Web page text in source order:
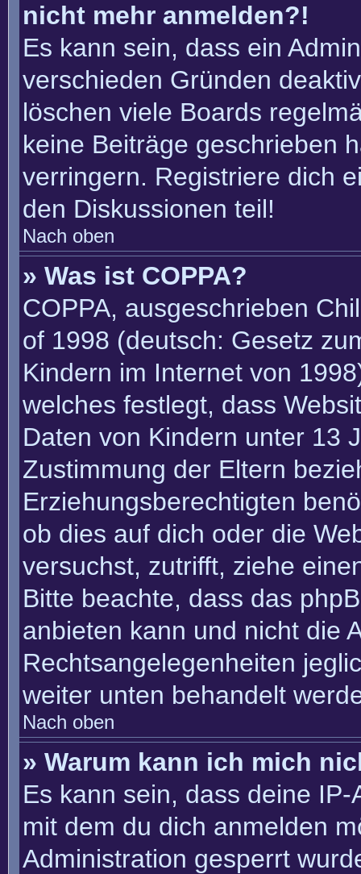
nicht mehr anmelden?!
Es kann sein, dass ein
verschieden Gründen
löschen viele Boards
keine Beiträge geschrieben
verringern. Registriere dich
den Diskussionen teil!
Nach oben
» Was ist COPPA?
COPPA, ausgeschrieben
of 1998 (deutsch: Gesetz
Kindern im Internet von
welches festlegt, dass
Daten von Kindern unter 13
Zustimmung der Eltern
Erziehungsberechtigten
ob dies auf dich oder die
versuchst, zutrifft, ziehe
Bitte beachte, dass das
anbieten kann und nicht die
Rechtsangelegenheiten
weiter unten behandelt
Nach oben
» Warum kann ich mich
Es kann sein, dass deine
mit dem du dich anmelden
Administration gesperrt